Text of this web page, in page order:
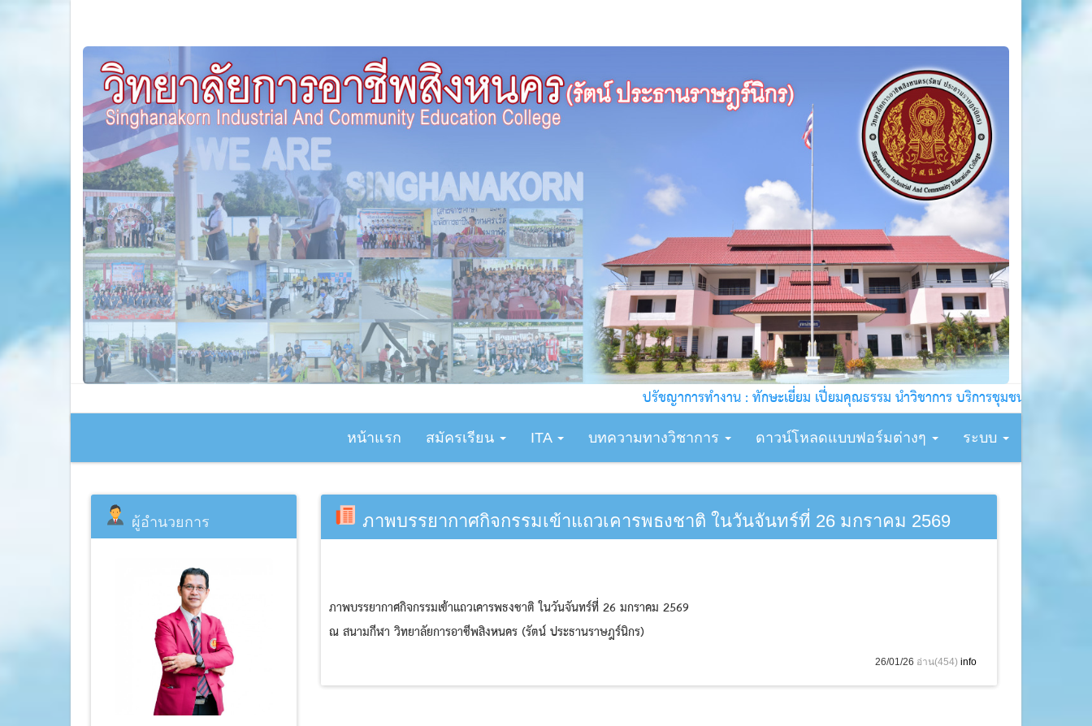
ปรัชญาการทำงาน : ทักษะเยี่ยม เปี่ยมคุณธรรม นำวิชาการ บริการชุมชน !!!
หน้าแรก สมัครเรียน ITA บทความทางวิชาการ ดาวน์โหลดแบบฟอร์มต่างๆ ระบบ
ผู้อำนวยการ ภาพบรรยากาศกิจกรรมเข้าแถวเคารพธงชาติ ในวันจันทร์ที่ 26 มกราคม 2569
ภาพบรรยากาศกิจกรรมเข้าแถวเคารพธงชาติ ในวันจันทร์ที่ 26 มกราคม 2569
ณ สนามกีฬา วิทยาลัยการอาชีพสิงหนคร (รัตน์ ประธานราษฎร์นิกร)
26/01/26 อ่าน(454) info